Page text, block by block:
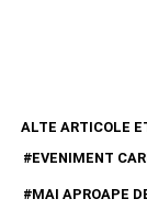
ALTE ARTICOLE
EVENIMENT
MAI APROAPE